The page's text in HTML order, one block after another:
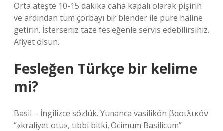
Orta ateşte 10-15 dakika daha kapalı olarak pişirin
ve ardından tüm çorbayı bir blender ile püre haline
getirin. İsterseniz taze fesleğenle servis edebilirsiniz.
Afiyet olsun.
Fesleğen Türkçe bir kelime
mi?
Basil – İngilizce sözlük. Yunanca vasilikón βασιλικόν
“«kraliyet otu», tıbbi bitki, Ocimum Basilicum”